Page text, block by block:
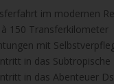
im modernen
à 150 Transferkilometer
mit
in das Subtropische
in das Abenteuer